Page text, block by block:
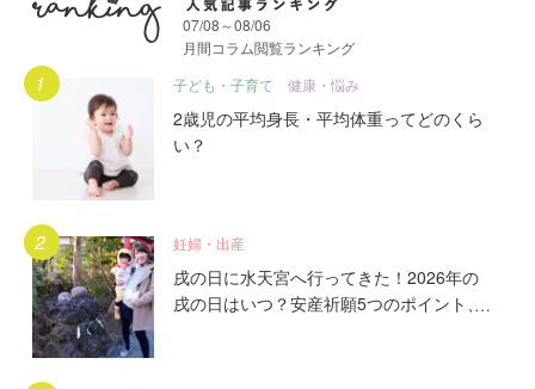
月間人気記事ランキング
07/08～08/06
月間コラム閲覧ランキング
子ども・子育て
健康・悩み
2歳児の平均身長・平均体重ってどのくら
い？
妊婦・出産
戌の日に水天宮へ行ってきた！2026年の
戌の日はいつ？安産祈願5つのポイント、